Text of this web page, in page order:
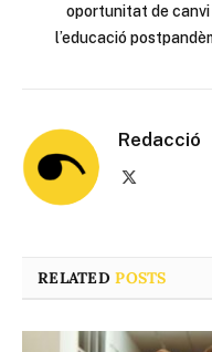
oportunitat de canvi
l’educació
Redacció
RELATEDPOSTS